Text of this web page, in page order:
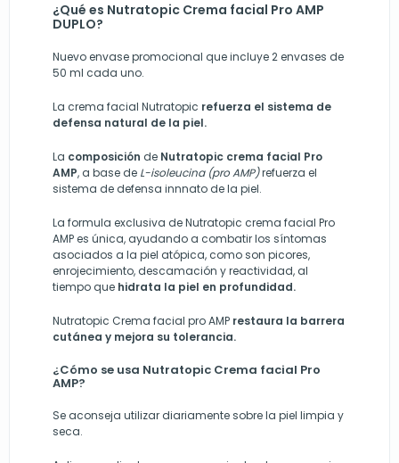
¿Qué es Nutratopic Crema facial Pro AMP
DUPLO?
Nuevo envase promocional que incluye 2 envases de
50 ml cada uno.
La crema facial Nutratopic refuerza el sistema de
defensa natural de la piel.
La composición de Nutratopic crema facial Pro
AMP, a base de L-isoleucina (pro AMP)refuerza el
sistema de defensa innnato de la piel.
La formula exclusiva de Nutratopic crema facial Pro
AMP es única, ayudando a combatir los síntomas
asociados a la piel atópica, como son picores,
enrojecimiento, descamación y reactividad, al
tiempo que hidrata la piel en profundidad.
Nutratopic Crema facial pro AMP restaura la barrera
cutánea y mejora su tolerancia.
¿Cómo se usa Nutratopic Crema facial Pro
AMP?
Se aconseja utilizar diariamente sobre la piel limpia y
seca.